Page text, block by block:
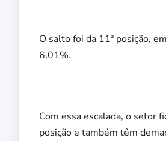
O salto foi da 11ª posição,
6,01%.
Com essa escalada, o setor
posição e também têm